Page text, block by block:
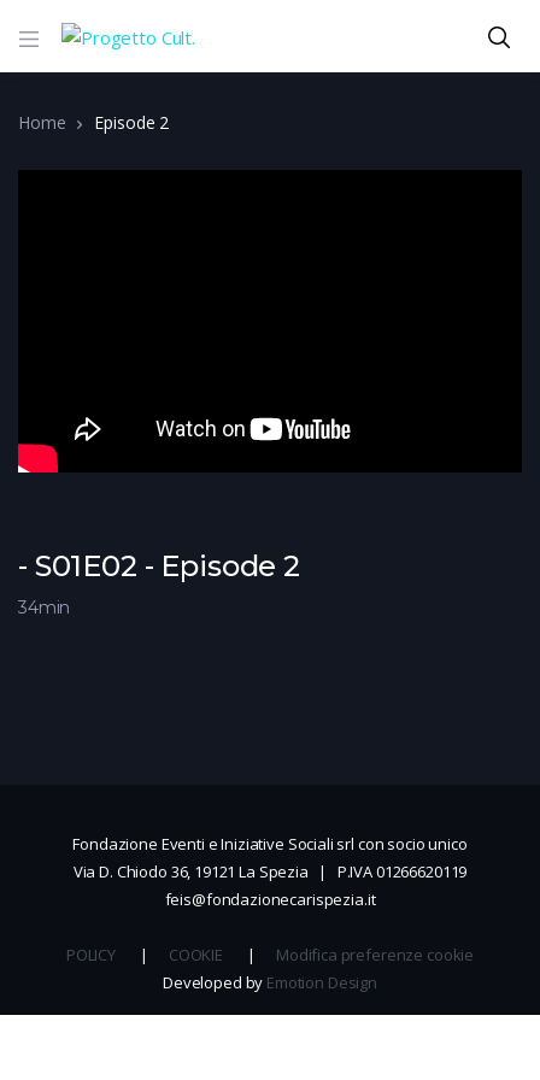
Home Episode 2
- S01E02 - Episode 2
34min
Fondazione Eventi e Iniziative Sociali srl con socio unico
Via D. Chiodo 36, 19121 La Spezia | P.IVA 01266620119
feis@fondazionecarispezia.it
POLICY | COOKIE | Modifica preferenze cookie
Developed by Emotion Design